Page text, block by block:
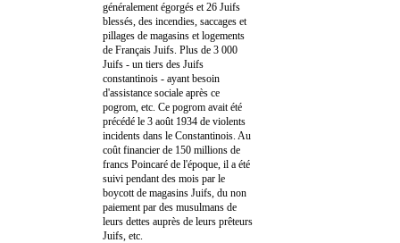
généralement égorgés et 26 Juifs
blessés, des incendies, saccages et
pillages de magasins et logements
de Français Juifs. Plus de 3 000
Juifs - un tiers des Juifs
constantinois - ayant besoin
d'assistance sociale après ce
pogrom, etc. Ce pogrom avait été
précédé le 3 août 1934 de violents
incidents dans le Constantinois. Au
coût financier de 150 millions de
francs Poincaré de l'époque, il a été
suivi pendant des mois par le
boycott de magasins Juifs, du non
paiement par des musulmans de
leurs dettes auprès de leurs prêteurs
Juifs, etc.